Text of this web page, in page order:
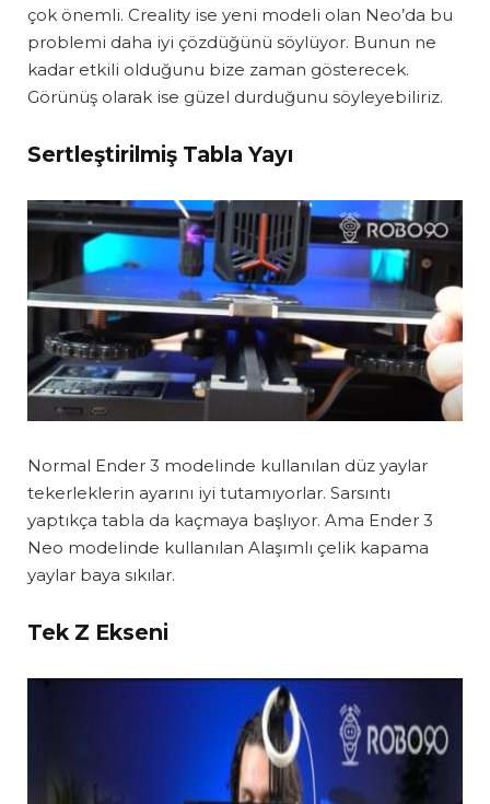
çok önemli. Creality ise yeni modeli olan Neo’da bu
problemi daha iyi çözdüğünü söylüyor. Bunun ne
kadar etkili olduğunu bize zaman gösterecek.
Görünüş olarak ise güzel durduğunu söyleyebiliriz.
Sertleştirilmiş Tabla Yayı
Normal Ender 3 modelinde kullanılan düz yaylar
tekerleklerin ayarını iyi tutamıyorlar. Sarsıntı
yaptıkça tabla da kaçmaya başlıyor. Ama Ender 3
Neo modelinde kullanılan Alaşımlı çelik kapama
yaylar baya sıkılar.
Tek Z Ekseni